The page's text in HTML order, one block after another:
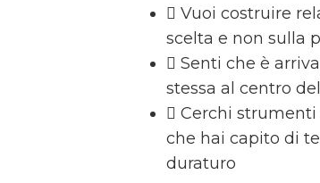
Vuoi costruire
scelta e non sulla
Senti che è
stessa al centro
Cerchi
che hai capito di
duraturo